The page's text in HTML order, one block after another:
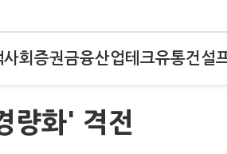
사회 증권금융산업테크유통건설
량화' 격전